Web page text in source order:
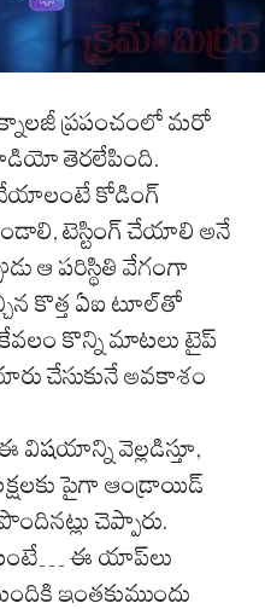
ప్రపంచంలో మరో
తెరలేపింది.
కోడింగ్
టెస్టింగ్ చేయాలి అనే
ఆ పరిస్థితి వేగంగా
కొత్త ఏఐ టూల్‌తో
కొన్ని మాటలు టైప్
చేసుకునే అవకాశం
విషయాన్ని వెల్లడిస్తూ,
పైగా ఆండ్రాయిడ్
చెప్పారు.
ఈ యాప్‌లు
ఇంతకుముందు